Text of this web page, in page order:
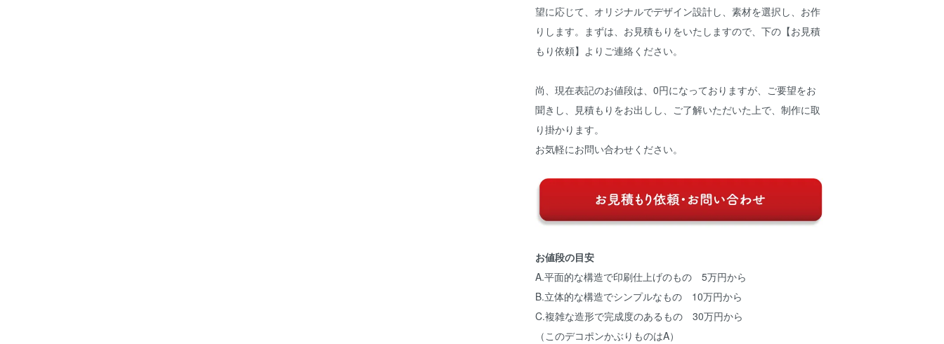
望に応じて、オリジナルでデザイン設計し、素材を選択し、お作
りします。まずは、お見積もりをいたしますので、下の 【お見積
もり依頼】 よりご連絡ください。
尚、現在表記のお値段は、0円になっておりますが、ご要望をお
聞きし、見積もりをお出しし、ご了解いただいた上で、制作に取
り掛かります。
お気軽にお問い合わせください。
お値段の目安
A.平面的な構造で印刷仕上げのもの 5万円から
B.立体的な構造でシンプルなもの 10万円から
C.複雑な造形で完成度のあるもの 30万円から
（このデコポンかぶりものはA）